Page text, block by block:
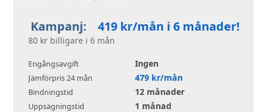
Kampanj: 419 kr/mån i 6 månader!
80 kr billigare i 6 mån
Engångsavgift Ingen
Jämförpris 24 mån 479 kr/mån
Bindningstid 12 månader
Uppsägningstid 1 månad